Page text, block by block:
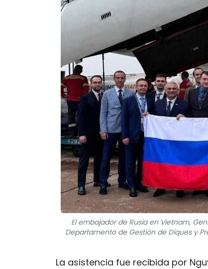
El embajador de Rusia en Vietnam,
Departamento de Gestión de Diques y
La asistencia fue recibida por